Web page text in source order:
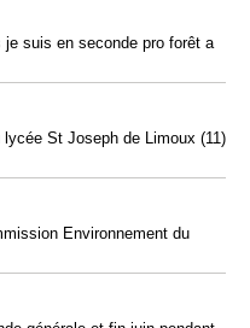
je suis en seconde pro forêt a
St Joseph de Limoux (11)
Environnement du